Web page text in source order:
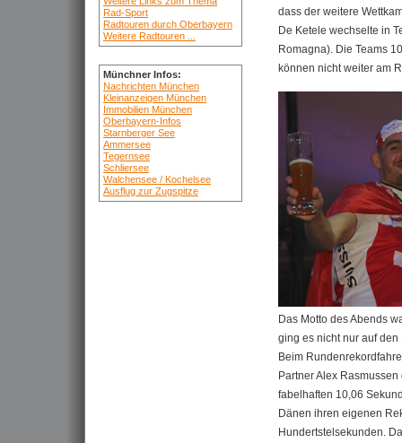
Rad-Sport
Radtouren durch Oberbayern
Weitere Radtouren ...
Münchner Infos:
Nachrichten München
Kleinanzeigen München
Immobilien München
Oberbayern-Infos
Starnberger See
Ammersee
Tegernsee
Schliersee
Walchensee / Kochelsee
Ausflug zur Zugspitze
dass der weitere
De Ketele wechselte in
Romagna). Die Teams
können nicht weiter am
Das Motto des Abends
ging es nicht nur auf
Beim
Partner Alex
fabelhaften 10,06
Dänen ihren eigenen
Hundertstelsekunden.